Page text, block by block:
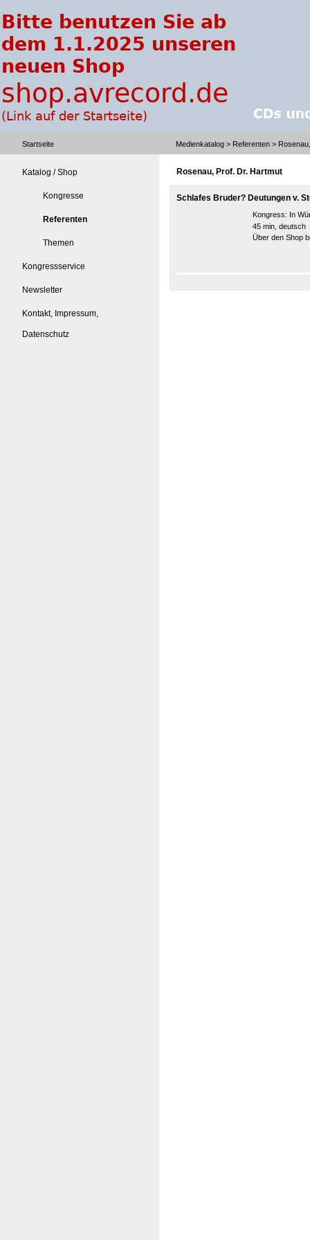
Startseite Medienkatalog > Referenten >
Katalog / Shop
Kongresse
Referenten
Themen
Kongressservice
Newsletter
Kontakt, Impressum,
Datenschutz
Rosenau, Prof. Dr. Hartmut
Schlafes Bruder? Deutungen v.
Kongress: In
45 min, deutsch
Über den Shop